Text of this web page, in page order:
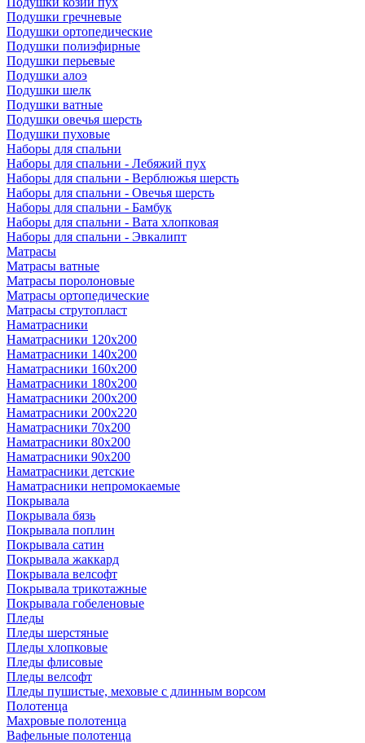
Подушки гречневые
Подушки ортопедические
Подушки полиэфирные
Подушки перьевые
Подушки алоэ
Подушки шелк
Подушки ватные
Подушки овечья шерсть
Подушки пуховые
Наборы для спальни
Наборы для спальни - Лебяжий пух
Наборы для спальни - Верблюжья шерсть
Наборы для спальни - Овечья шерсть
Наборы для спальни - Бамбук
Наборы для спальни - Вата хлопковая
Наборы для спальни - Эвкалипт
Матрасы
Матрасы ватные
Матрасы поролоновые
Матрасы ортопедические
Матрасы струтопласт
Наматрасники
Наматрасники 120х200
Наматрасники 140х200
Наматрасники 160х200
Наматрасники 180х200
Наматрасники 200х200
Наматрасники 200х220
Наматрасники 70х200
Наматрасники 80х200
Наматрасники 90х200
Наматрасники детские
Наматрасники непромокаемые
Покрывала
Покрывала бязь
Покрывала поплин
Покрывала сатин
Покрывала жаккард
Покрывала велсофт
Покрывала трикотажные
Покрывала гобеленовые
Пледы
Пледы шерстяные
Пледы хлопковые
Пледы флисовые
Пледы велсофт
Пледы пушистые, меховые с длинным ворсом
Полотенца
Махровые полотенца
Вафельные полотенца